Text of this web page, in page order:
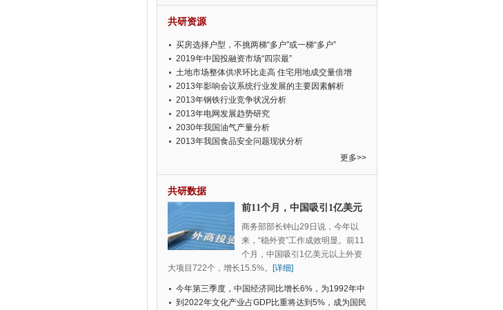
共研资源
买房选择户型，不挑两梯“多户”或一梯“多户”
2019年中国投融资市场“四宗最”
土地市场整体供求环比走高 住宅用地成交量倍增
2013年影响会议系统行业发展的主要因素解析
2013年钢铁行业竞争状况分析
2013年电网发展趋势研究
2030年我国油气产量分析
2013年我国食品安全问题现状分析
更多>>
共研数据
前11个月，中国吸引1亿美元
以上外资大项目722个，增长
15.5%
商务部部长钟山29日说，今年以
来，“稳外资”工作成效明显。前11
个月，中国吸引1亿美元以上外资
大项目722个，增长15.5%。 [详细]
今年第三季度，中国经济同比增长6%，为1992年中
国有季度数据以来的新低
到2022年文化产业占GDP比重将达到5%，成为国民